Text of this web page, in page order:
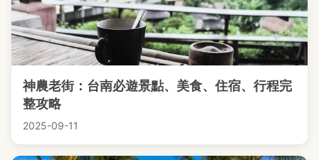
神農老街：台南必遊景點、美食、住宿、行程完
整攻略
2025-09-11